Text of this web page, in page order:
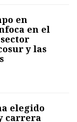
en
en el
y las
elegido
carrera